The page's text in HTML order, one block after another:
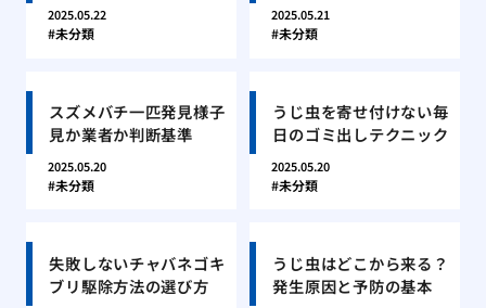
2025.05.22
未分類
2025.05.21
未分類
スズメバチ一匹発見様子
見か業者か判断基準
2025.05.20
未分類
うじ虫を寄せ付けない毎
日のゴミ出しテクニック
2025.05.20
未分類
失敗しないチャバネゴキ
ブリ駆除方法の選び方
うじ虫はどこから来る？
発生原因と予防の基本